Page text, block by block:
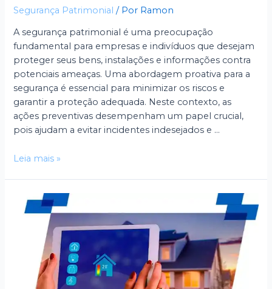
Segurança Patrimonial / Por Ramon
A segurança patrimonial é uma preocupação
fundamental para empresas e indivíduos que desejam
proteger seus bens, instalações e informações contra
potenciais ameaças. Uma abordagem proativa para a
segurança é essencial para minimizar os riscos e
garantir a proteção adequada. Neste contexto, as
ações preventivas desempenham um papel crucial,
pois ajudam a evitar incidentes indesejados e …
Leia mais »
coisas
sobre